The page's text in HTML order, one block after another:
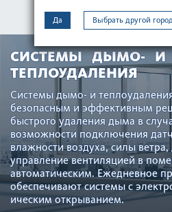
Да Выбрать другой
МЕНЮ
СИСТЕМЫ ДЫМО- И
ТЕПЛОУДАЛЕНИЯ
Сис­темы дымо- и
безопасным и эффективным
быстрого уда­л­ения дыма в
возможности подключения
влажности воздуха, силы
управление вентиляцией в
автоматическим. Еже­дн­евное
обеспечивают сис­темы с
ическим открыванием.